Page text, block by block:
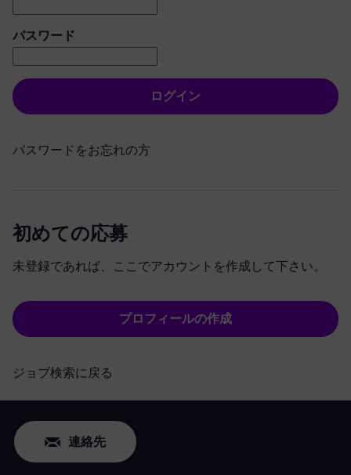
パスワード
ログイン
パスワードをお忘れの方
初めての応募
未登録であれば、ここでアカウントを作成して下さい。
プロフィールの作成
ジョブ検索に戻る
連絡先